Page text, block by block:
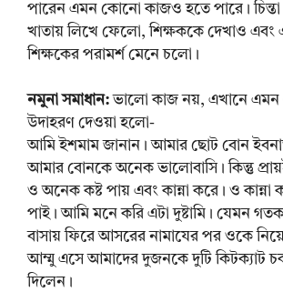
পারেন এমন কোনো কাজও হতে পারে।
খাতায় লিখে ফেলো, শিক্ষককে দেখাও এবং
শিক্ষকের পরামর্শ মেনে চলো।
নমুনা সমাধান:ভালো কাজ নয়, এখানে এমন
উদাহরণ দেওয়া হলো-
আমি ইশমাম জানান। আমার ছোট বোন
আমার বোনকে অনেক ভালোবাসি। কিন্তু
ও অনেক কষ্ট পায় এবং কান্না করে। ও
পাই। আমি মনে করি এটা দুষ্টামি। যেমন
বাসায় ফিরে আসরের নামাযের পর ওকে
আম্মু এসে আমাদের দুজনকে দুটি কিটক্যাট
দিলেন।